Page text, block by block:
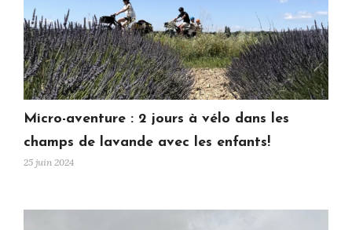
Micro-aventure : 2 jours à vélo dans les
champs de lavande avec les enfants!
25 juin 2024